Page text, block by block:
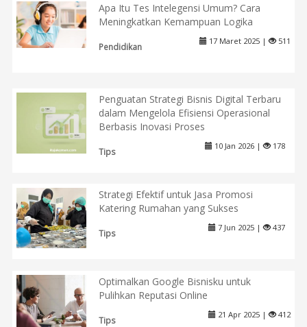
Apa Itu Tes Intelegensi Umum? Cara
Meningkatkan Kemampuan Logika
Pendidikan
17 Maret 2025 | 511
Penguatan Strategi Bisnis Digital Terbaru
dalam Mengelola Efisiensi Operasional
Berbasis Inovasi Proses
Tips
10 Jan 2026 | 178
Strategi Efektif untuk Jasa Promosi
Katering Rumahan yang Sukses
Tips
7 Jun 2025 | 437
Optimalkan Google Bisnisku untuk
Pulihkan Reputasi Online
Tips
21 Apr 2025 | 412